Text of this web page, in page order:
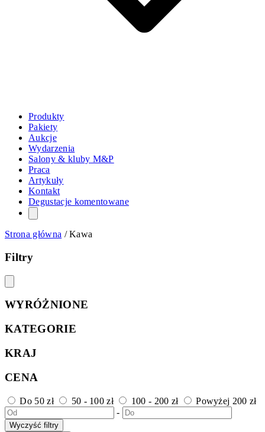
Produkty
Pakiety
Aukcje
Wydarzenia
Salony & kluby M&P
Praca
Artykuły
Kontakt
Degustacje komentowane
Strona główna /Kawa
Filtry
WYRÓŻNIONE
KATEGORIE
KRAJ
CENA
Do 50 zł 50 - 100 zł 100 - 200 zł
Powyżej 200 zł
-
Wyczyść filtry